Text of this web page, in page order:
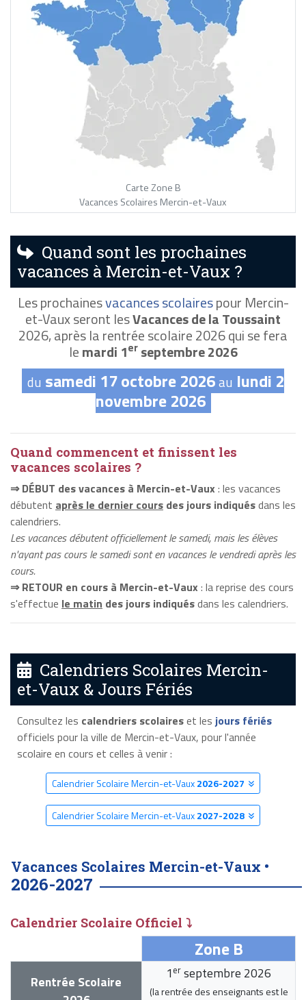
Carte Zone B
Vacances Scolaires Mercin-et-Vaux
Quand sont les prochaines
vacances à Mercin-et-Vaux ?
Les prochainesvacances scolairespour Mercin-
et-Vaux seront lesVacances de la Toussaint
2026, après la rentrée scolaire 2026 qui se fera
lemardi 1erseptembre 2026
du samedi 17 octobre 2026au lundi 2
novembre 2026
Quand commencent et finissent les
vacances scolaires ?
⇒ DÉBUT des vacances à Mercin-et-Vaux : les vacances
débutent après le dernier cours des jours indiquésdans les
calendriers.
Les vacances débutent officiellement le samedi, mais les élèves
n'ayant pas cours le samedi sont en vacances le vendredi après les
cours.
⇒ RETOUR en cours à Mercin-et-Vaux : la reprise des cours
s'effectue le matin des jours indiquésdans les calendriers.
Calendriers Scolaires Mercin-
et-Vaux & Jours Fériés
Consultez les calendriers scolaireset les jours fériés
officiels pour la ville de Mercin-et-Vaux, pour l'année
scolaire en cours et celles à venir :
Calendrier Scolaire Mercin-et-Vaux2026-2027
Calendrier Scolaire Mercin-et-Vaux2027-2028
Vacances Scolaires Mercin-et-Vaux •
2026-2027
Calendrier Scolaire Officiel ⤵
Zone B
Rentrée Scolaire
1 er septembre 2026
(la rentrée des enseignants est le